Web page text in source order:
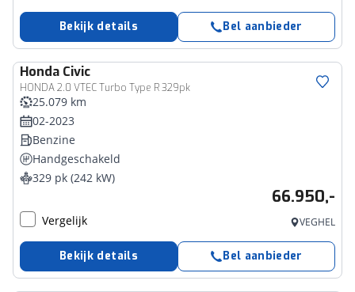
Bekijk details Bel aanbieder
Honda Civic
HONDA 2.0 VTEC Turbo Type R 329pk
25.079 km
02-2023
Benzine
Handgeschakeld
329 pk (242 kW)
66.950,-
Vergelijk VEGHEL
Bekijk details Bel aanbieder